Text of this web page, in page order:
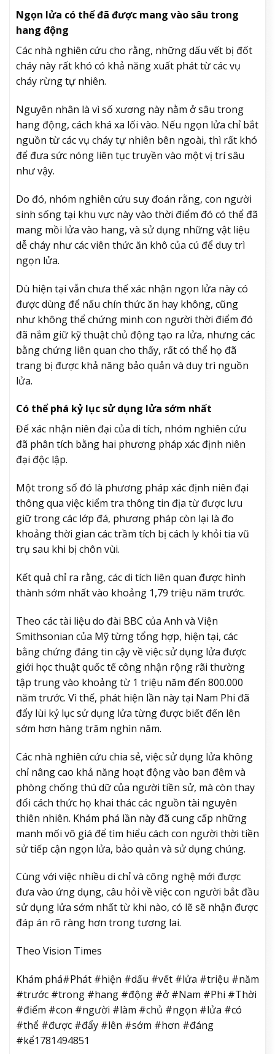
Ngọn lửa có thể đã được mang vào sâu trong
hang động
Các nhà nghiên cứu cho rằng, những dấu vết bị đốt
cháy này rất khó có khả năng xuất phát từ các vụ
cháy rừng tự nhiên.
Nguyên nhân là vì số xương này nằm ở sâu trong
hang động, cách khá xa lối vào. Nếu ngọn lửa chỉ bắt
nguồn từ các vụ cháy tự nhiên bên ngoài, thì rất khó
để đưa sức nóng liên tục truyền vào một vị trí sâu
như vậy.
Do đó, nhóm nghiên cứu suy đoán rằng, con người
sinh sống tại khu vực này vào thời điểm đó có thể đã
mang mồi lửa vào hang, và sử dụng những vật liệu
dễ cháy như các viên thức ăn khô của cú để duy trì
ngọn lửa.
Dù hiện tại vẫn chưa thể xác nhận ngọn lửa này có
được dùng để nấu chín thức ăn hay không, cũng
như không thể chứng minh con người thời điểm đó
đã nắm giữ kỹ thuật chủ động tạo ra lửa, nhưng các
bằng chứng liên quan cho thấy, rất có thể họ đã
trang bị được khả năng bảo quản và duy trì nguồn
lửa.
Có thể phá kỷ lục sử dụng lửa sớm nhất
Để xác nhận niên đại của di tích, nhóm nghiên cứu
đã phân tích bằng hai phương pháp xác định niên
đại độc lập.
Một trong số đó là phương pháp xác định niên đại
thông qua việc kiểm tra thông tin địa từ được lưu
giữ trong các lớp đá, phương pháp còn lại là đo
khoảng thời gian các trầm tích bị cách ly khỏi tia vũ
trụ sau khi bị chôn vùi.
Kết quả chỉ ra rằng, các di tích liên quan được hình
thành sớm nhất vào khoảng 1,79 triệu năm trước.
Theo các tài liệu do đài BBC của Anh và Viện
Smithsonian của Mỹ từng tổng hợp, hiện tại, các
bằng chứng đáng tin cậy về việc sử dụng lửa được
giới học thuật quốc tế công nhận rộng rãi thường
tập trung vào khoảng từ 1 triệu năm đến 800.000
năm trước. Vì thế, phát hiện lần này tại Nam Phi đã
đẩy lùi kỷ lục sử dụng lửa từng được biết đến lên
sớm hơn hàng trăm nghìn năm.
Các nhà nghiên cứu chia sẻ, việc sử dụng lửa không
chỉ nâng cao khả năng hoạt động vào ban đêm và
phòng chống thú dữ của người tiền sử, mà còn thay
đổi cách thức họ khai thác các nguồn tài nguyên
thiên nhiên. Khám phá lần này đã cung cấp những
manh mối vô giá để tìm hiểu cách con người thời tiền
sử tiếp cận ngọn lửa, bảo quản và sử dụng chúng.
Cùng với việc nhiều di chỉ và công nghệ mới được
đưa vào ứng dụng, câu hỏi về việc con người bắt đầu
sử dụng lửa sớm nhất từ khi nào, có lẽ sẽ nhận được
đáp án rõ ràng hơn trong tương lai.
Theo Vision Times
Khám phá#Phát #hiện #dấu #vết #lửa #triệu #năm
#trước #trong #hang #động #ở #Nam #Phi #Thời
#điểm #con #người #làm #chủ #ngọn #lửa #có
#thể #được #đẩy #lên #sớm #hơn #đáng
#kể1781494851